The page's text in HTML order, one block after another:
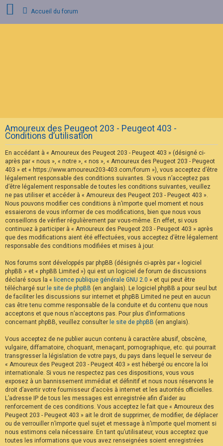
I
n
s
c
r
i
p
t
o
n
F
A
Q
Accueil du forum
Amoureux des Peugeot 203 - Peugeot 403 -
Conditions d’utilisation
En accédant à « Amoureux des Peugeot 203 - Peugeot 403 » (désigné ci-
après par « nous », « notre », « nos », « Amoureux des Peugeot 203 - Peugeot
403 » et « https://www.amoureux203-403.com/forum »), vous acceptez d’être
légalement responsable des conditions suivantes. Si vous n’acceptez pas
d’être légalement responsable de toutes les conditions suivantes, veuillez
ne pas utiliser et accéder à « Amoureux des Peugeot 203 - Peugeot 403 ».
Nous pouvons modifier ces conditions à n’importe quel moment et nous
essaierons de vous informer de ces modifications, bien que nous vous
conseillons de vérifier régulièrement par vous-même. En effet, si vous
continuez à participer à « Amoureux des Peugeot 203 - Peugeot 403 » après
que des modifications aient été effectuées, vous acceptez d’être légalement
responsable des conditions modifiées et mises à jour.
Nos forums sont développés par phpBB (désignés ci-après par « logiciel
phpBB » et « phpBB Limited ») qui est un logiciel de forum de discussions
déclaré sous la « licence publique générale GNU 2.0 » et qui peut être
téléchargé sur le site de phpBB (en anglais). Le logiciel phpBB a pour seul but
de faciliter les discussions sur internet et phpBB Limited ne peut en aucun
cas être tenu comme responsable de la conduite et du contenu que nous
acceptons et que nous n’acceptons pas. Pour plus d’informations
concernant phpBB, veuillez consulter le site de phpBB (en anglais).
Vous acceptez de ne publier aucun contenu à caractère abusif, obscène,
vulgaire, diffamatoire, choquant, menaçant, pornographique, etc. qui pourrait
transgresser la législation de votre pays, du pays dans lequel le serveur de
« Amoureux des Peugeot 203 - Peugeot 403 » est hébergé ou encore la loi
internationale. Si vous ne respectez pas ces dispositions, vous vous
exposez à un bannissement immédiat et définitif et nous nous réservons le
droit d’avertir votre fournisseur d’accès à internet et les autorités officielles.
L’adresse IP de tous les messages est enregistrée afin d’aider au
renforcement de ces conditions. Vous acceptez le fait que « Amoureux des
Peugeot 203 - Peugeot 403 » ait le droit de supprimer, de modifier, de déplacer
ou de verrouiller n’importe quel sujet et message à n’importe quel moment si
nous estimons cela nécessaire. En tant qu’utilisateur, vous acceptez que
toutes les informations que vous avez renseignées soient enregistrées